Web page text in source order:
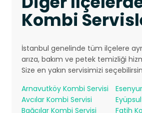
Kombi
İstanbul genelinde tüm ilçelere
arıza, bakım ve petek temizliği
Size en yakın servisimizi
Arnavutköy Kombi Servisi
Avcılar Kombi Servisi
Bağcılar Kombi Servisi
Fatih